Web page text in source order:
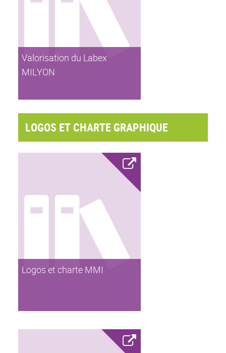
Valorisation du Labex
MILYON
LOGOS ET CHARTE GRAPHIQUE
Logos et charte MMI